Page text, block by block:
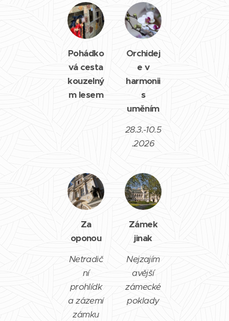
Pohádko
vá cesta
kouzelný
m lesem
Orchidej
e v
harmonii
s
uměním
28.3.-10.5
.2026
Za
oponou
Netradič
ní
prohlídk
a zázemí
zámku
Zámek
jinak
Nejzajím
avější
zámecké
poklady